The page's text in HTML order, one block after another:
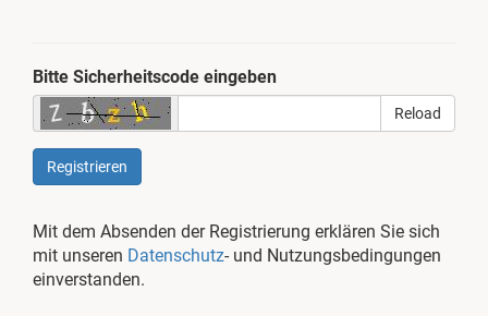
Bitte Sicherheitscode eingeben
Reload
Registrieren
Mit dem Absenden der Registrierung erklären Sie sich
mit unseren Datenschutz- und Nutzungsbedingungen
einverstanden.